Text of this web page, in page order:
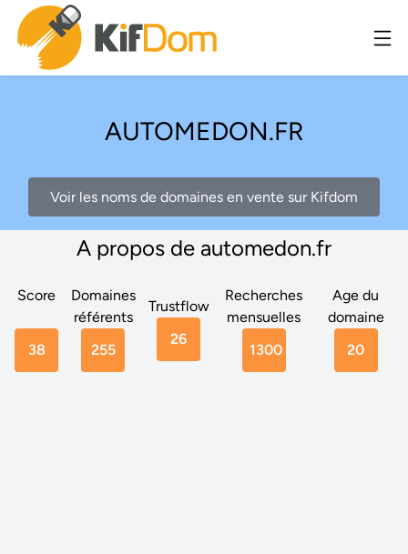
AUTOMEDON.FR
Voir les noms de domaines en vente sur Kifdom
A propos de automedon.fr
Score
38
Domaines
référents
255
Trustflow
26
Recherches
mensuelles
1300
Age du
domaine
20